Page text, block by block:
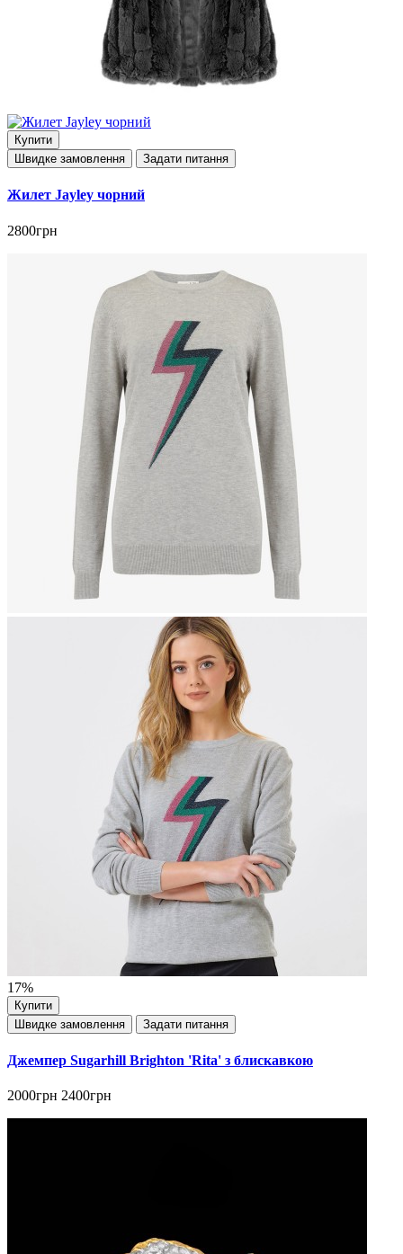
Купити
Швидке замовлення
Задати питання
Жилет Jayley чорний
2800грн
17%
Купити
Швидке замовлення
Задати питання
Джемпер Sugarhill Brighton 'Rita' з блискавкою
2000грн 2400грн